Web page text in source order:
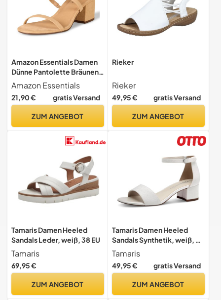
Amazon Essentials Damen
Dünne Pantolette Bräunen,
39 EU
Amazon Essentials
21,90 € gratis Versand
ZUM ANGEBOT
Rieker
Rieker
49,95 € gratis Versand
ZUM ANGEBOT
Tamaris Damen Heeled
Sandals Leder, weiß, 38 EU
Tamaris
69,95 €
ZUM ANGEBOT
Tamaris Damen Heeled
Sandals Synthetik, weiß, 38
EU
Tamaris
49,95 € gratis Versand
ZUM ANGEBOT